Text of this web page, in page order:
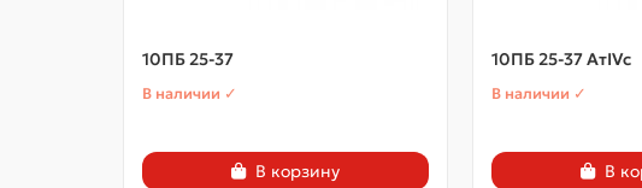
10ПБ 25-37
В наличии ✓
В корзину
10ПБ 25-37 АтIVс
В наличии ✓
В